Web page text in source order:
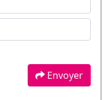
Envoyer